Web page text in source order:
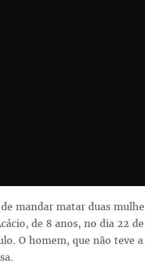
mandar matar duas
de 8 anos, no dia 22
O homem, que não teve